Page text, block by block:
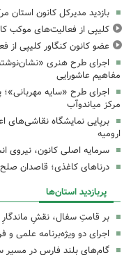
بازدید مدیرکل کانون استان
کلیپی از فعالیت‌های موکب
عضو کانون کنگاور کلیپی از
اجرای طرح هنری
مفاهیم عاشورایی
اجرای طرح «سایه
مرکز میاندوآب
برپایی نمایشگاه نقاشی‌های
ارومیه
سرمایه اصلی کانون، نیروی
درناهای کاغذی؛ قاصدان
پربازدید استان‌ها
بر قامتِ سفال، نقشِ ماندگارِ
اجرای دو ویژه‌برنامه علمی و
گام‌های بلند فارس در مسیر